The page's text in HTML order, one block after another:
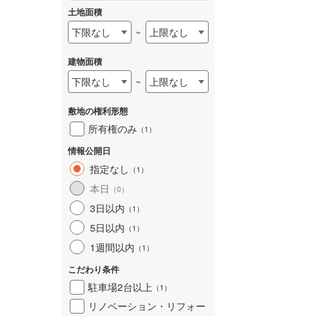
土地面積
下限なし ~ 上限なし
建物面積
下限なし ~ 上限なし
敷地の権利形態
所有権のみ （1 ）
情報公開日
指定なし （1 ）
本日 （0）
3日以内 （1 ）
5日以内 （1 ）
1週間以内 （1 ）
こだわり条件
駐車場2台以上 （1 ）
リノベーション・リフォー